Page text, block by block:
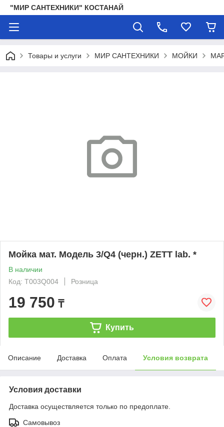
"МИР САНТЕХНИКИ" КОСТАНАЙ
Товары и услуги МИР САНТЕХНИКИ МОЙКИ
Мойка мат. Модель 3/Q4 (черн.) ZETT lab. *
В наличии
Код: T003Q004
Розница
19 750 ₸
Купить
Описание Доставка Оплата Условия возврата
Условия доставки
Доставка осуществляется только по предоплате.
Самовывоз